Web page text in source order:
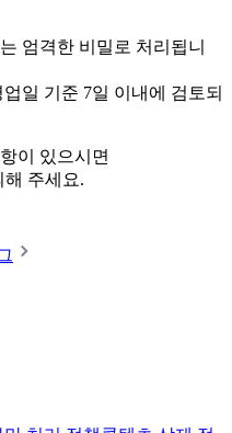
엄격한 비밀로 처리됩니
일 기준 7일 이내에 검토되
이 있으시면
해 주세요.